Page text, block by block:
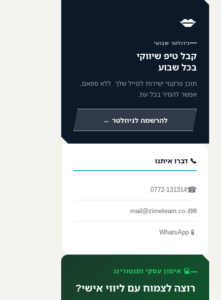
💋
ניוזלטר שבועי
קבל טיפ שיווקי
בכל שבוע
תוכן פרקטי ישירות למייל שלך. ללא ספאם,
אפשר להסיר בכל עת.
להרשמה לניוזלטר ←
📞 דברו איתנו
☎
0772-131314
✉
mail@zimeteam.co.il
📱
WhatsApp
💻 אימון עסקי ומנטורינג
רוצה לצמוח עם ליווי אישי?